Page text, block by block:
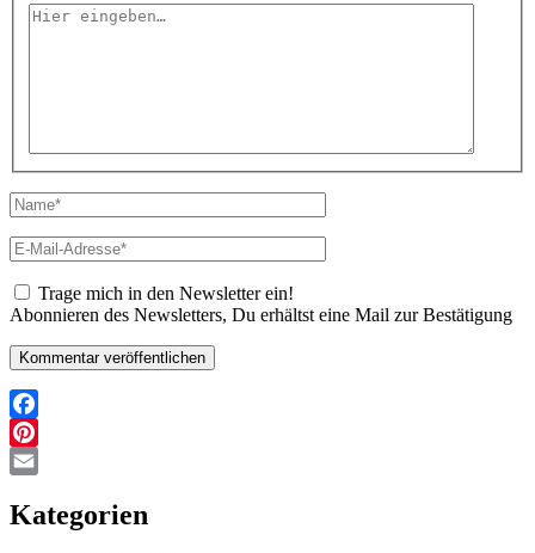
Hier
Name*
E-
Mail-
Adresse*
Trage mich in den Newsletter ein!
Abonnieren des Newsletters, Du erhältst eine Mail zur Bestätigung
Facebook
Pinterest
Kategorien